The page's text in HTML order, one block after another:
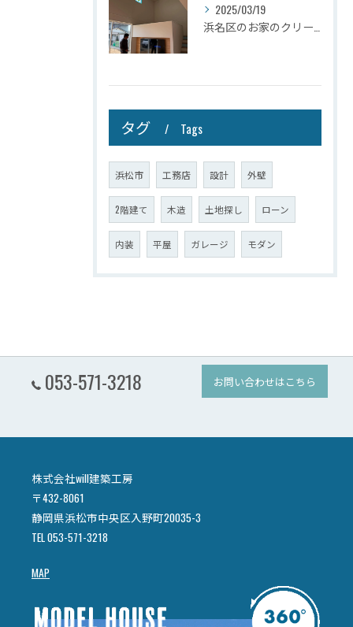
2025/03/19
タグ Tags
浜松市 工務店 設計 外壁
2階建て 木造 土地探し ローン
内装 平屋 ガレージ モダン
053-571-3218 お問い合わせはこちら
株式会社will建築工房
〒432-8061
静岡県浜松市中央区入野町20035-3
TEL 053-571-3218
MAP